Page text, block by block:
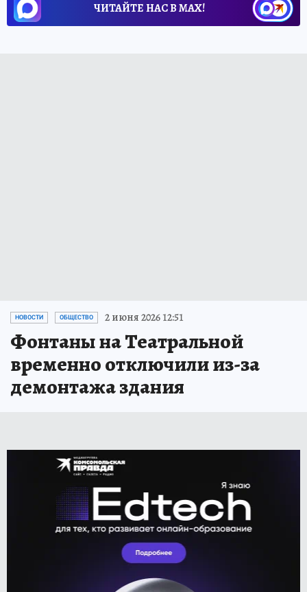
ЧИТАЙТЕ НАС В МАХ!
НОВОСТИ ОБЩЕСТВО 2 июня 2026 12:51
Фонтаны на Театральной
временно отключили из-за
демонтажа здания